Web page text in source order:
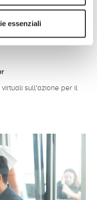
essenziali
contribuiamo a un
Sustainable Business
sull'azione per il